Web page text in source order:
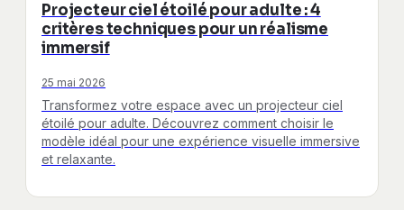
Projecteur ciel étoilé pour adulte : 4
critères techniques pour un réalisme
immersif
25 mai 2026
Transformez votre espace avec un projecteur ciel
étoilé pour adulte. Découvrez comment choisir le
modèle idéal pour une expérience visuelle immersive
et relaxante.